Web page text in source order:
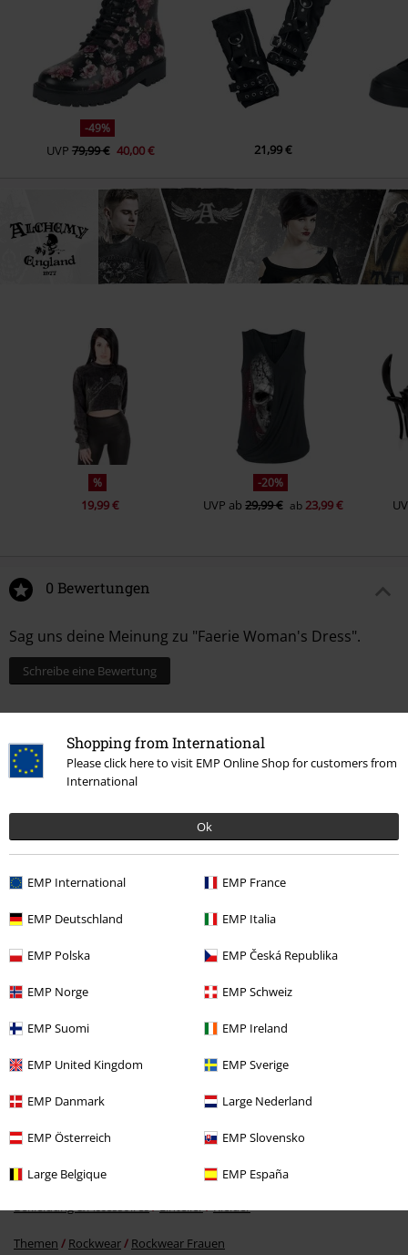
Shopping from International
Please click here to visit EMP Online Shop for customers from
International
Ok
EMP International EMP France
EMP Deutschland EMP Italia
EMP Polska EMP Česká Republika
EMP Norge EMP Schweiz
EMP Suomi EMP Ireland
EMP United Kingdom EMP Sverige
EMP Danmark Large Nederland
EMP Österreich EMP Slovensko
Large Belgique EMP España
-49%
UVP 79,99 € 40,00 € 21,99 €
%
19,99 €
-20%
UVP ab29,99 € ab 23,99 €
0 Bewertungen
Sag uns deine Meinung zu "Faerie Woman's Dress".
Schreibe eine Bewertung
29,99 €
Mehr Kategorien. Mehr Möglichkeiten.
Bekleidung & Accessoires Einteiler Kleider
Themen Rockwear Rockwear Frauen